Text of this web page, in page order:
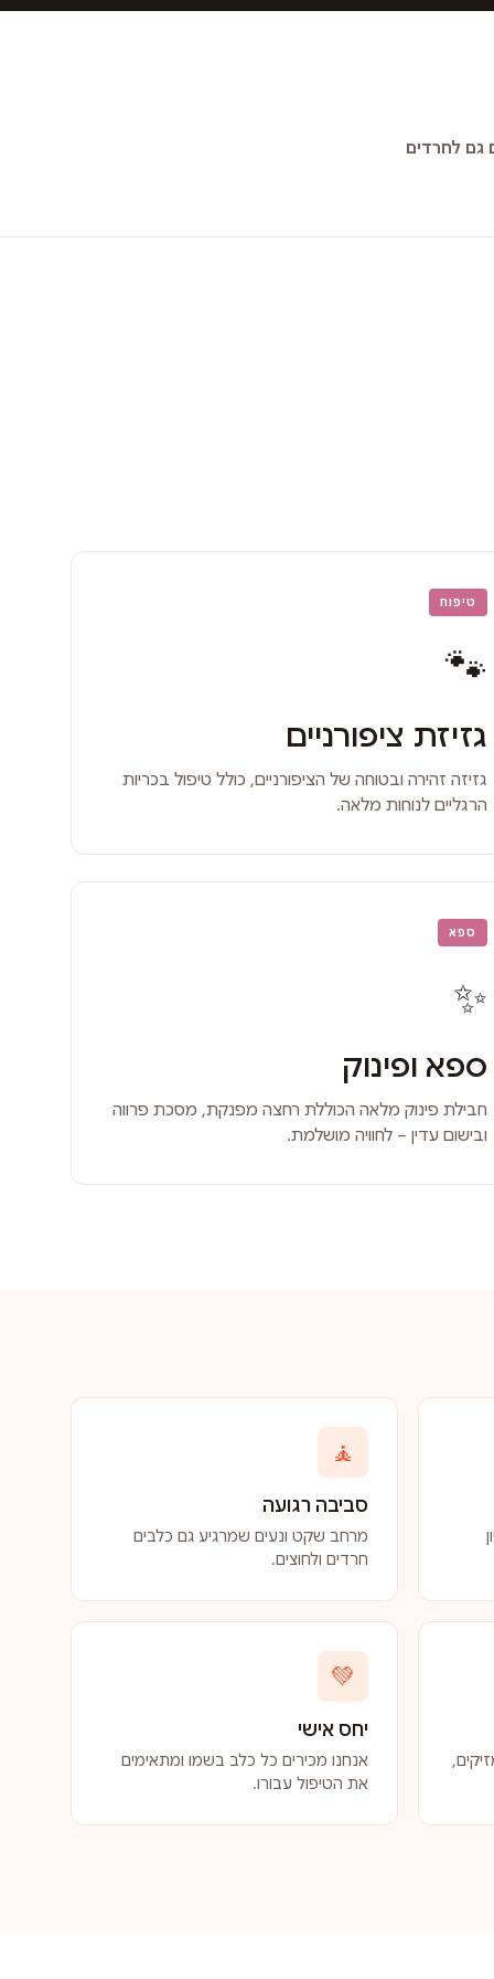
גם לחרדים
טיפוח
🐾
גזיזת ציפורניים
גזיזה זהירה ובטוחה של הציפורניים, כולל טיפול בכריות
הרגליים לנוחות מלאה.
ספא
✨
ספא ופינוק
חבילת פינוק מלאה הכוללת רחצה מפנקת, מסכת פרווה
ובישום עדין – לחוויה מושלמת.
🧘
סביבה רגועה
מרחב שקט ונעים שמרגיע גם כלבים
חרדים ולחוצים.
💚
יחס אישי
אנחנו מכירים כל כלב בשמו ומתאימים
את הטיפול עבורו.